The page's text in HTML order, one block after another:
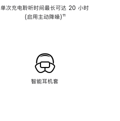
单次充电聆听时间最长可达 20 小时
(启用主动降噪)脚
¹¹
智能耳机套